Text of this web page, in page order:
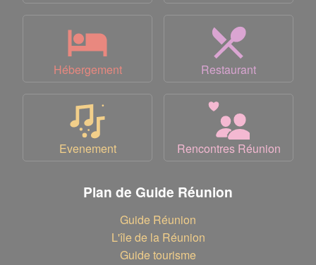
Hébergement Restaurant
Evenement Rencontres Réunion
Plan de Guide Réunion
Guide Réunion
L'île de la Réunion
Guide tourisme